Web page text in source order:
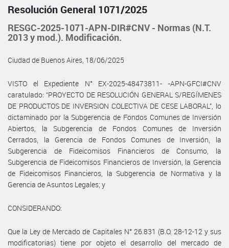
Resolución General 1071/2025
RESGC-2025-1071-APN-DIR#CNV - Normas (N.T.
2013 y mod.). Modificación.
Ciudad de Buenos Aires, 18/06/2025
VISTO el Expediente N° EX-2025-48473811- -APN-GFCI#CNV
caratulado: “PROYECTO DE RESOLUCIÓN GENERAL S/REGÍMENES
DE PRODUCTOS DE INVERSION COLECTIVA DE CESE LABORAL”, lo
dictaminado por la Subgerencia de Fondos Comunes de Inversión
Abiertos, la Subgerencia de Fondos Comunes de Inversión
Cerrados, la Gerencia de Fondos Comunes de Inversión, la
Subgerencia de Fideicomisos Financieros de Consumo, la
Subgerencia de Fideicomisos Financieros de Inversión, la Gerencia
de Fideicomisos Financieros, la Subgerencia de Normativa y la
Gerencia de Asuntos Legales; y
CONSIDERANDO:
Que la Ley de Mercado de Capitales N° 26.831 (B.O. 28-12-12 y sus
modificatorias) tiene por objeto el desarrollo del mercado de